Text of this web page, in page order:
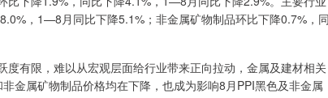
，1—8月同比下降5.1%；非金属矿物制品环比下降0.7%，
有限，难以从宏观层面给行业带来正向拉动，金属及建材相关
金属矿物制品价格均在下降，也成为影响8月PPI黑色及非金属